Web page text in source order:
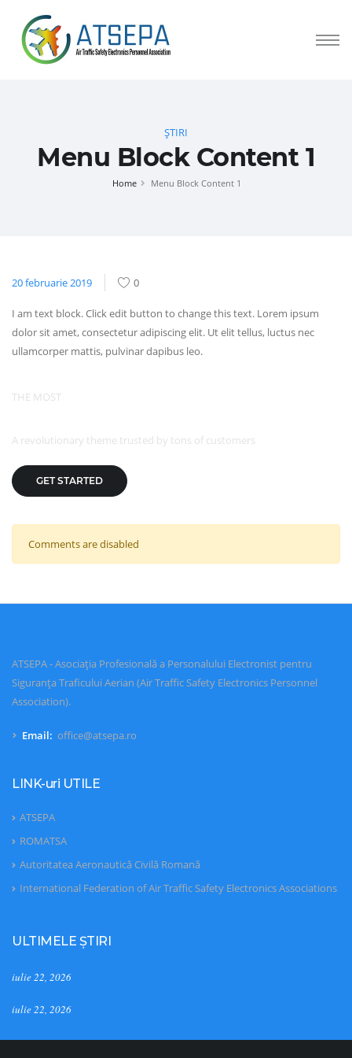
ȘTIRI
Menu Block Content 1
Home Menu Block Content 1
20 februarie 2019 0
I am text block. Click edit button to change this text. Lorem ipsum
dolor sit amet, consectetur adipiscing elit. Ut elit tellus, luctus nec
ullamcorper mattis, pulvinar dapibus leo.
THE MOST
A revolutionary theme trusted by tons of customers
GET STARTED
Comments are disabled
ATSEPA - Asociația Profesională a Personalului Electronist pentru
Siguranța Traficului Aerian (Air Traffic Safety Electronics Personnel
Association).
Email: office@atsepa.ro
LINK-uri UTILE
ATSEPA
ROMATSA
Autoritatea Aeronautică Civilă Romană
International Federation of Air Traffic Safety Electronics Associations
ULTIMELE ȘTIRI
iulie 22, 2026
iulie 22, 2026